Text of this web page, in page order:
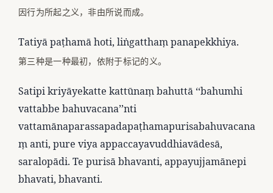
因行为所起之义，非由所说而成。
Tatiyā paṭhamā hoti, liṅgatthaṃ panapekkhiya.
第三种是一种最初，依附于标记的义。
Satipi kriyāyekatte kattūnaṃ bahuttā ‘‘bahumhi
vattabbe bahuvacana’’nti
vattamānaparassapadapaṭhamapurisabahuvacana
ṃ anti, pure viya appaccayavuddhiavādesā,
saralopādi. Te purisā bhavanti, appayujjamānepi
bhavati, bhavanti.